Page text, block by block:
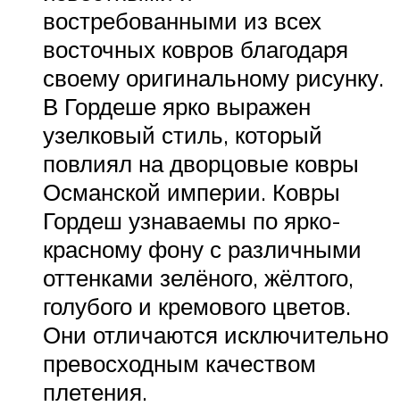
востребованными из всех
восточных ковров благодаря
своему оригинальному рисунку.
В Гордеше ярко выражен
узелковый стиль, который
повлиял на дворцовые ковры
Османской империи. Ковры
Гордеш узнаваемы по ярко-
красному фону с различными
оттенками зелёного, жёлтого,
голубого и кремового цветов.
Они отличаются исключительно
превосходным качеством
плетения.